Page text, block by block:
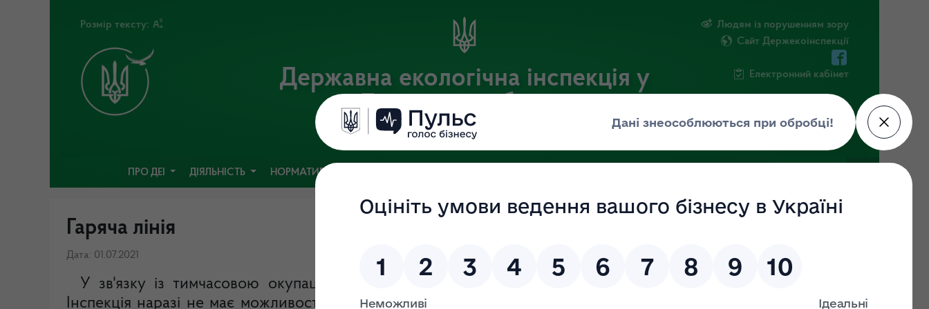
Розмір тексту:
Державна екологічна інспекція у
Луганській області
Офіційний веб-портал
Людям із порушенням зору
Сайт Держекоінспекції
Електронний кабінет
ПРО ДЕІ ДІЯЛЬНІСТЬ НОРМАТИВНА БАЗА
Гаряча лінія
Дата: 01.07.2021
У зв'язку із тимчасовою окупацією майже всієї території Луганської області,
Інспекція наразі не має можливості виконувати обов'язки за своєю адресою, але